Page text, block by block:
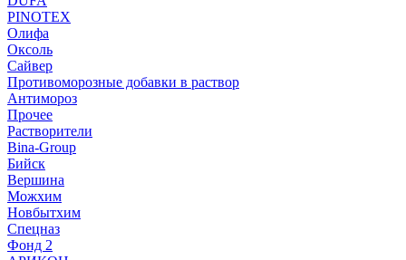
PINOTEX
Олифа
Оксоль
Сайвер
Противоморозные добавки в раствор
Антимороз
Прочее
Растворители
Bina-Group
Бийск
Вершина
Можхим
Новбытхим
Спецназ
Фонд 2